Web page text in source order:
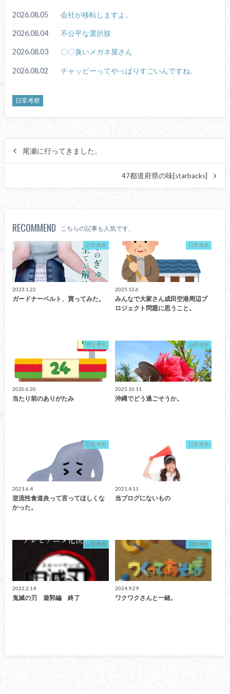
2026.08.05 会社が移転しますよ。
2026.08.04 不公平な選択肢
2026.08.03 〇〇臭いメガネ屋さん
2026.08.02 チャッピーってやっぱりすごいんですね。
日常考察
尾瀬に行ってきました。
47都道府県の味[starbacks]
RECOMMEND こちらの記事も人気です。
日常考察
2023.1.22
ガードナーベルト、買ってみた。
日常考察
2025.12.6
みんなで大家さん成田空港周辺プ
ロジェクト問題に思うこと。
日常考察
2020.6.20
当たり前のありがたみ
日常考察
2025.10.11
沖縄でどう過ごそうか。
日常考察
2021.6.4
逆流性食道炎って言ってほしくな
かった。
日常考察
2021.4.11
当ブログにないもの
日常考察
2022.2.14
鬼滅の刃 遊郭編 終了
日常考察
2024.9.29
ワクワクさんと一緒。